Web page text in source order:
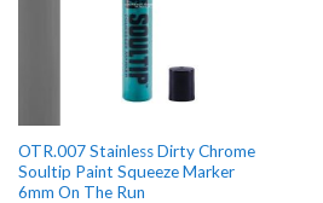
OTR.007 Stainless Dirty Chrome
Soultip Paint Squeeze Marker
6mm On The Run